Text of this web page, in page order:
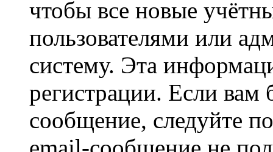
чтобы все новые
пользователями или
систему. Эта
регистрации. Если
сообщение, следуйте